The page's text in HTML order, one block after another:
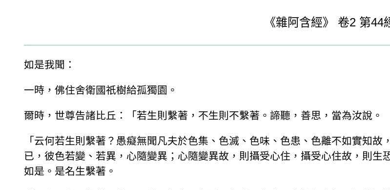
《雜阿含經》 卷2 第44
如是我聞：
一時，佛住舍衛國祇樹給孤獨園。
爾時，世尊告諸比丘：「若生則繫著，不生則不繫著。諦聽，善思，當為汝說。
「云何若生則繫著？愚癡無聞凡夫於色集、色滅、色味、色患、色離不如實知
已，彼色若變、若異，心隨變異；心隨變異故，則攝受心住，攝受心住故，則
如是。是名生繫著。